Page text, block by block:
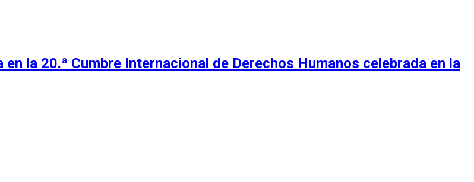
la 20.ª Cumbre Internacional de Derechos Humanos celebrada en la